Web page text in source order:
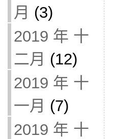
月 (3)
2019 年 十
二月 (12)
2019 年 十
一月 (7)
2019 年 十